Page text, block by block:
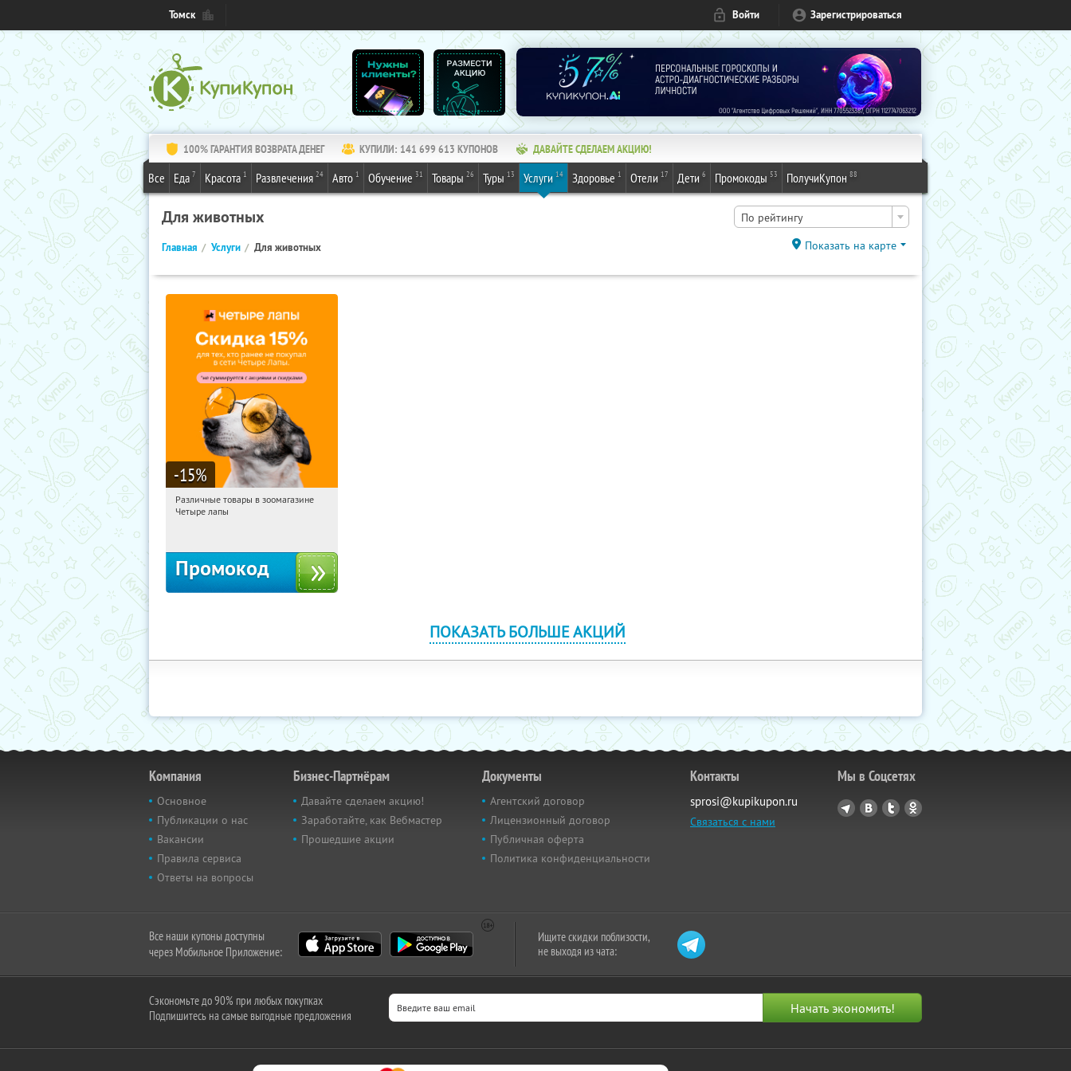
Томск Войти Зарегистрироваться
100% ГАРАНТИЯ ВОЗВРАТА ДЕНЕГ КУПИЛИ: 141 699 613 КУПОНОВ ДАВАЙТЕ СДЕЛАЕМ АКЦИЮ!
Все Еда 7 Красота 1 Развлечения 24 Авто 1 Обучение 31 Товары 26 Туры 13 Услуги 14 Здоровье 1 Отели 17 Дети 6 Промокоды 53 ПолучиКупон 88
Для животных По рейтингу
Главная Услуги Для животных Показать на карте
-15%
09:44:07
Получи первым!
Различные товары в зоомагазине
Четыре лапы
Промокод
ПОКАЗАТЬ БОЛЬШЕ АКЦИЙ
Компания
Основное
Публикации о нас
Вакансии
Правила сервиса
Ответы на вопросы
Бизнес-Партнёрам
Давайте сделаем акцию!
Заработайте, как Вебмастер
Прошедшие акции
Документы
Агентский договор
Лицензионный договор
Публичная оферта
Политика конфиденциальности
Контакты
sprosi@kupikupon.ru
Связаться с нами
Мы в Соцсетях
Все наши купоны доступны
через Мобильное Приложение:
Ищите скидки поблизости,
не выходя из чата:
Сэкономьте до 90% при любых покупках
Подпишитесь на самые выгодные предложения